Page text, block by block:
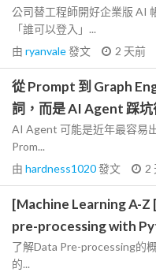
公司替工程師開好企業版 AI
「誰可以登入」...
由 ryanvale發文 2 天前
從 Prompt 到 Graph
詞，而是 AI Agent 踩
AI Agent 可能是近年最容易
Prom...
由 hardness1020發文 2
[Machine Learning A-Z
pre-processing with
了解Data Pre-processing的
的...